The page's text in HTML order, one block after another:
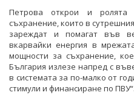
Петрова открои и ролята
съхранение, които в
зареждат и помагат във
вкарвайки енергия в
мощности за съхранение,
България излезе напред с
в системата за по-малко от
стимули и финансиране по ПВУ“.